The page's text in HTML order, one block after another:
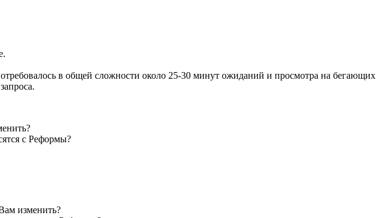
в общей сложности около 25-30 минут ожиданий и просмотра на бегающих
с Реформы?
изменить?